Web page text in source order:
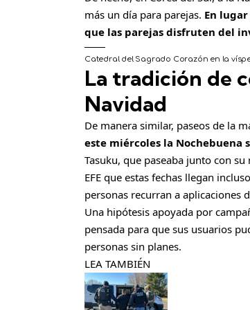
más un día para parejas. En
que las parejas disfruten del
Catedral del Sagrado Corazón en la
La tradición de
Navidad
De manera similar, paseos de la
este miércoles la Nochebuena
Tasuku, que paseaba junto con
EFE que estas fechas llegan
personas recurran a aplicaciones
Una hipótesis apoyada por
pensada para que sus usuarios
personas sin planes.
LEA TAMBIÉN